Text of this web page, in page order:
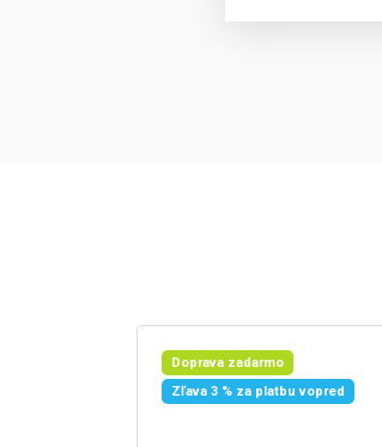
Doprava zadarmo
Zľava 3 % za platbu vopred